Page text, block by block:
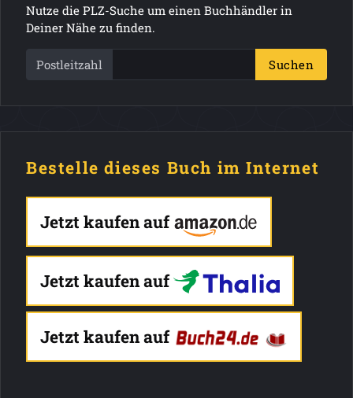
Nutze die PLZ-Suche um einen Buchhändler in
Deiner Nähe zu finden.
Postleitzahl Suchen
Bestelle dieses Buch im Internet
Jetzt kaufen auf
Jetzt kaufen auf
Jetzt kaufen auf